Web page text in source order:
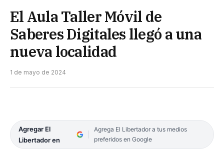
El Aula Taller Móvil de
Saberes Digitales llegó a una
nueva localidad
1 de mayo de 2024
Agregar El
Libertador en
Agrega El Libertador a tus medios
preferidos en Google